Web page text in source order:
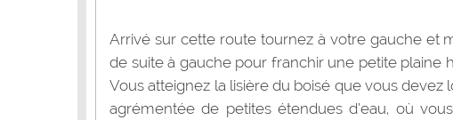
Arrivé sur cette route tournez à votre gauche et
de suite à gauche pour franchir une petite plaine
Vous atteignez la lisière du boisé que vous
agrémentée de petites étendues d’eau, où